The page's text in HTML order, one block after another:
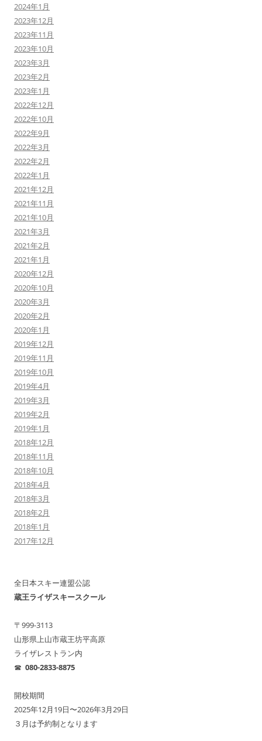
2024年1月
2023年12月
2023年11月
2023年10月
2023年3月
2023年2月
2023年1月
2022年12月
2022年10月
2022年9月
2022年3月
2022年2月
2022年1月
2021年12月
2021年11月
2021年10月
2021年3月
2021年2月
2021年1月
2020年12月
2020年10月
2020年3月
2020年2月
2020年1月
2019年12月
2019年11月
2019年10月
2019年4月
2019年3月
2019年2月
2019年1月
2018年12月
2018年11月
2018年10月
2018年4月
2018年3月
2018年2月
2018年1月
2017年12月
全日本スキー連盟公認
蔵王ライザスキースクール
〒999-3113
山形県上山市蔵王坊平高原
ライザレストラン内
☎︎ 080-2833-8875
開校期間
2025年12月19日〜2026年3月29日
３月は予約制となります